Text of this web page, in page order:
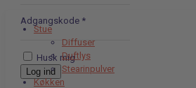
Adgangskode *
Husk mig
Log ind
Stue
Diffuser
Duftlys
Stearinpulver
Køkken